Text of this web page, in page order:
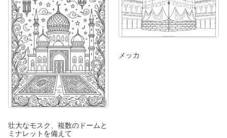
壮大なモスク、複数のドームと
ミナレットを備えて
メッカ